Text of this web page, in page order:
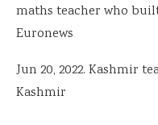
maths teacher who
Euronews
Jun 20, 2022. Kashmir
Kashmir